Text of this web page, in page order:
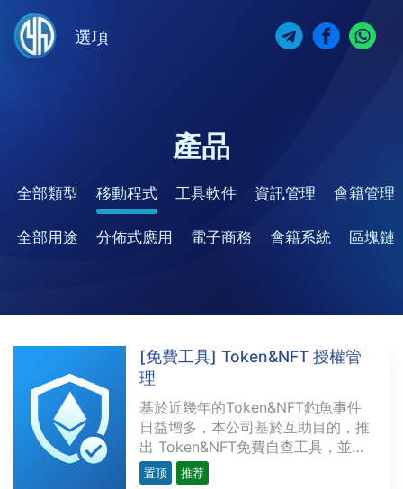
選項
產品
全部類型 移動程式 工具軟件 資訊管理 會籍管理
全部用途 分佈式應用 電子商務 會籍系統 區塊鏈
[免費工具] Token&NFT 授權管
理
基於近幾年的Token&NFT釣魚事件
日益增多，本公司基於互助目的，推
出 Token&NFT免費自查工具，並可
透過 MeatMask 進行自助解除授
置顶 推荐